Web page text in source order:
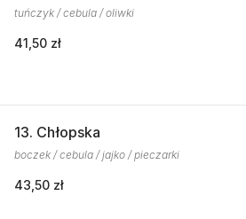
tuńczyk / cebula / oliwki
41,50 zł
13. Chłopska
boczek / cebula / jajko / pieczarki
43,50 zł